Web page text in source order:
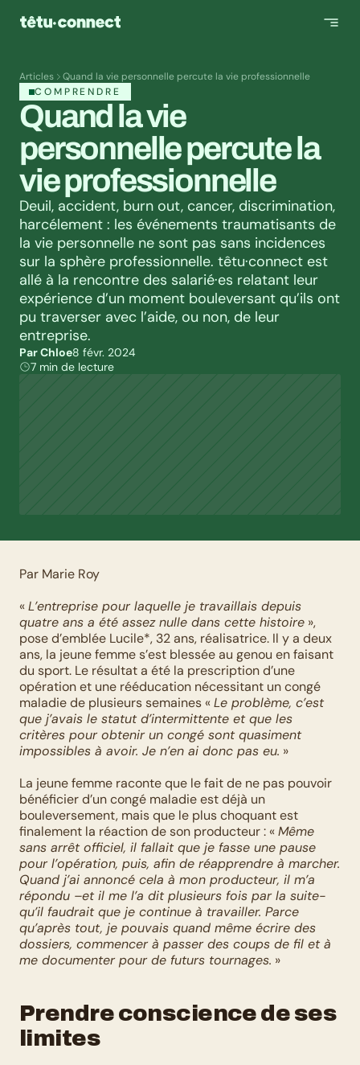
Articles
Quand la vie personnelle percute la vie professionnelle
COMPRENDRE
Quand la vie
personnelle percute la
vie professionnelle
Deuil, accident, burn out, cancer, discrimination,
harcélement : les événements traumatisants de
la vie personnelle ne sont pas sans incidences
sur la sphère professionnelle. têtu·connect est
allé à la rencontre des salarié·es relatant leur
expérience d’un moment bouleversant qu’ils ont
pu traverser avec l’aide, ou non, de leur
entreprise.
Par Chloe8 févr. 2024
7 min de lecture
Par Marie Roy
« L’entreprise pour laquelle je travaillais depuis
quatre ans a été assez nulle dans cette histoire »,
pose d’emblée Lucile*, 32 ans, réalisatrice. Il y a deux
ans, la jeune femme s’est blessée au genou en faisant
du sport. Le résultat a été la prescription d’une
opération et une rééducation nécessitant un congé
maladie de plusieurs semaines « Le problème, c’est
que j’avais le statut d’intermittente et que les
critères pour obtenir un congé sont quasiment
impossibles à avoir. Je n’en ai donc pas eu. »
La jeune femme raconte que le fait de ne pas pouvoir
bénéficier d’un congé maladie est déjà un
bouleversement, mais que le plus choquant est
finalement la réaction de son producteur : « Même
sans arrêt officiel, il fallait que je fasse une pause
pour l’opération, puis, afin de réapprendre à marcher.
Quand j’ai annoncé cela à mon producteur, il m’a
répondu –et il me l’a dit plusieurs fois par la suite-
qu’il faudrait que je continue à travailler. Parce
qu’après tout, je pouvais quand même écrire des
dossiers, commencer à passer des coups de fil et à
me documenter pour de futurs tournages. »
Prendre conscience de ses
limites